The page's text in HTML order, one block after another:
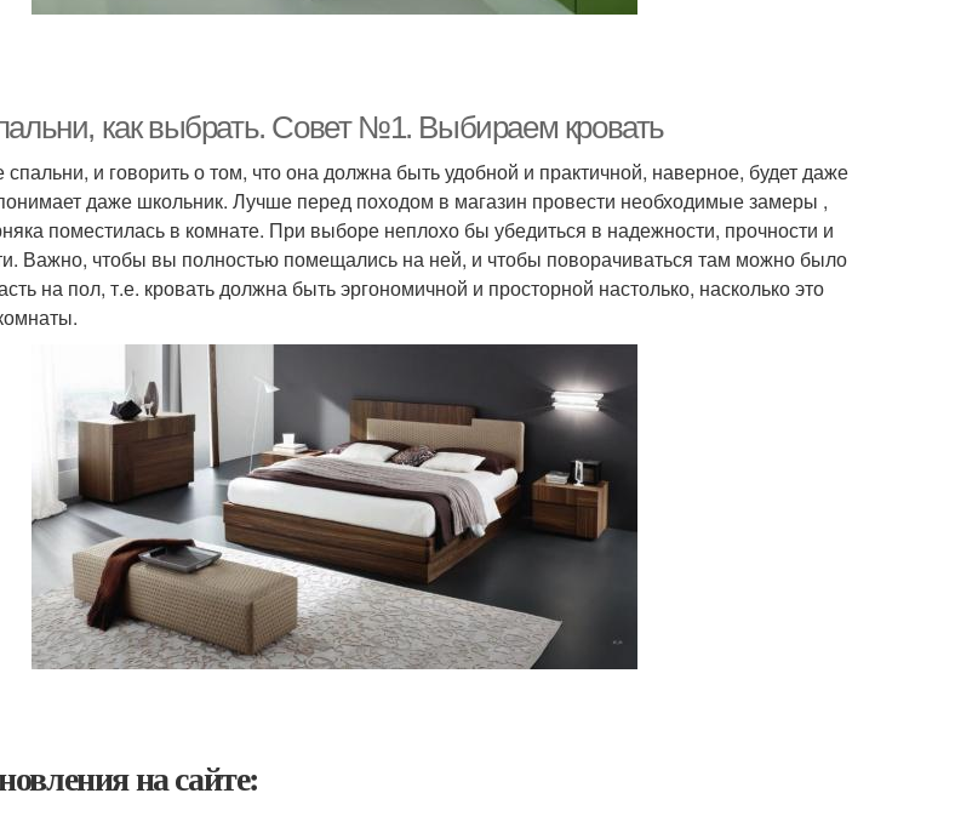
как выбрать. Совет №1. Выбираем кровать
спальни, и говорить о том, что она должна быть удобной и практичной, наверное, будет даже
даже школьник. Лучше перед походом в магазин провести необходимые замеры ,
поместилась в комнате. При выборе неплохо бы убедиться в надежности, прочности и
Важно, чтобы вы полностью помещались на ней, и чтобы поворачиваться там можно было
на пол, т.е. кровать должна быть эргономичной и просторной настолько, насколько это
на сайте: